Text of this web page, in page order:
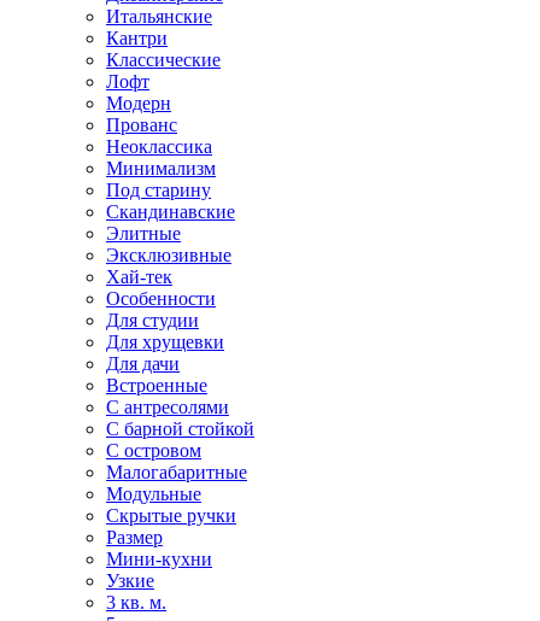
Итальянские
Кантри
Классические
Лофт
Модерн
Прованс
Неоклассика
Минимализм
Под старину
Скандинавские
Элитные
Эксклюзивные
Хай-тек
Особенности
Для студии
Для хрущевки
Для дачи
Встроенные
С антресолями
С барной стойкой
С островом
Малогабаритные
Модульные
Скрытые ручки
Размер
Мини-кухни
Узкие
3 кв. м.